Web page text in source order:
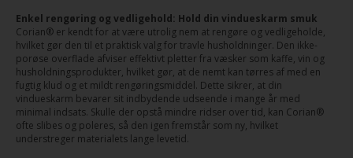
Enkel rengøring og vedligehold: Hold din vindueskarm smuk
Corian® er kendt for at være utrolig nem at rengøre og vedligeholde,
hvilket gør den til et praktisk valg for travle husholdninger. Den ikke-
porøse overflade afviser effektivt pletter fra væsker som kaffe, vin og
husholdningsprodukter, hvilket gør, at de nemt kan tørres af med en
fugtig klud og et mildt rengøringsmiddel. Dette sikrer, at din
vindueskarm bevarer sit indbydende udseende i mange år med
minimal indsats. Skulle der opstå mindre ridser over tid, kan Corian®
ofte slibes og poleres, så den igen fremstår som ny, hvilket
understreger materialets lange levetid.